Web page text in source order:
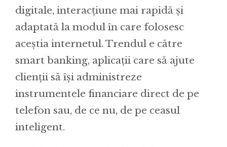
digitale, interacțiune mai rapidă și
adaptată la modul în care folosesc
aceștia internetul. Trendul e către
smart banking, aplicații care să ajute
clienții să își administreze
instrumentele financiare direct de pe
telefon sau, de ce nu, de pe ceasul
inteligent.